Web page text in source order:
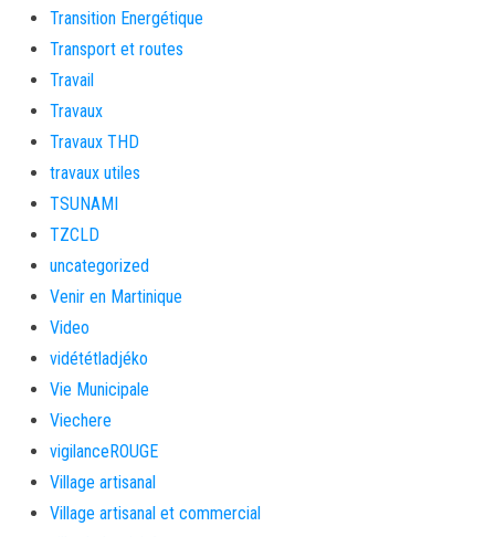
Transition Energétique
Transport et routes
Travail
Travaux
Travaux THD
travaux utiles
TSUNAMI
TZCLD
uncategorized
Venir en Martinique
Video
vidététladjéko
Vie Municipale
Viechere
vigilanceROUGE
Village artisanal
Village artisanal et commercial